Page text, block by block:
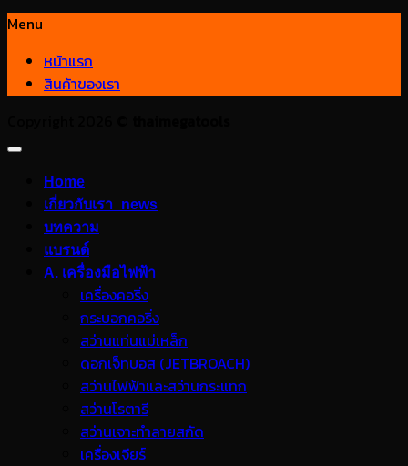
Menu
หน้าแรก
สินค้าของเรา
Home
เกี่ยวกับเรา_news
บทความ
แบรนด์
A. เครื่องมือไฟฟ้า
เครื่องคอริ่ง
กระบอกคอริ่ง
สว่านแท่นแม่เหล็ก
ดอกเจ็ทบอส (JETBROACH)
สว่านไฟฟ้าและสว่านกระแทก
สว่านโรตารี
สว่านเจาะทำลายสกัด
เครื่องเจียร์